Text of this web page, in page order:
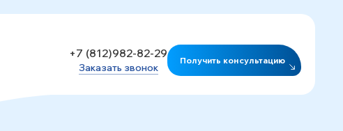
+7 (812)982-82-29
Заказать звонок
Получить консультацию